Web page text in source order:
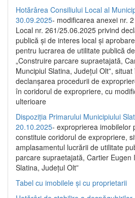
Hotărârea Consiliului Local al
30.09.2025- modificarea anexei nr.
Local nr. 261/25.06.2025 privind
publică şi de interes local şi
pentru lucrarea de utilitate publică
„Construire parcare supraetajată,
Muncipiul Slatina, Judeţul Olt”,
declanşarea procedurii de
în coridorul de expropriere, cu
ulterioare
Dispoziția Primarului Municipiului
20.10.2025- exproprierea imobilelor
constituie coridorul de expropriere,
amplasamentul lucrării de utilitate
parcare supraetajată, Cartier Eugen
Slatina, Județul Olt”
Tabel cu imobilele și cu proprietarii